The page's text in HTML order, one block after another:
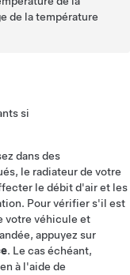
de la température
si
dans des
le radiateur de votre
le débit d'air et les
Pour vérifier s'il est
votre véhicule et
appuyez sur
. Le cas échéant,
à l'aide de